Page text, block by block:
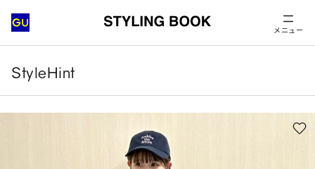
メニュー
StyleHint